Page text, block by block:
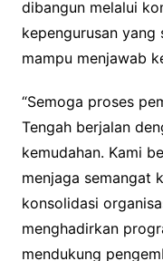
dibangun melalui
kepengurusan
mampu menjawab
“Semoga proses
Tengah berjalan
kemudahan. Kami
menjaga semangat
konsolidasi
menghadirkan
mendukung